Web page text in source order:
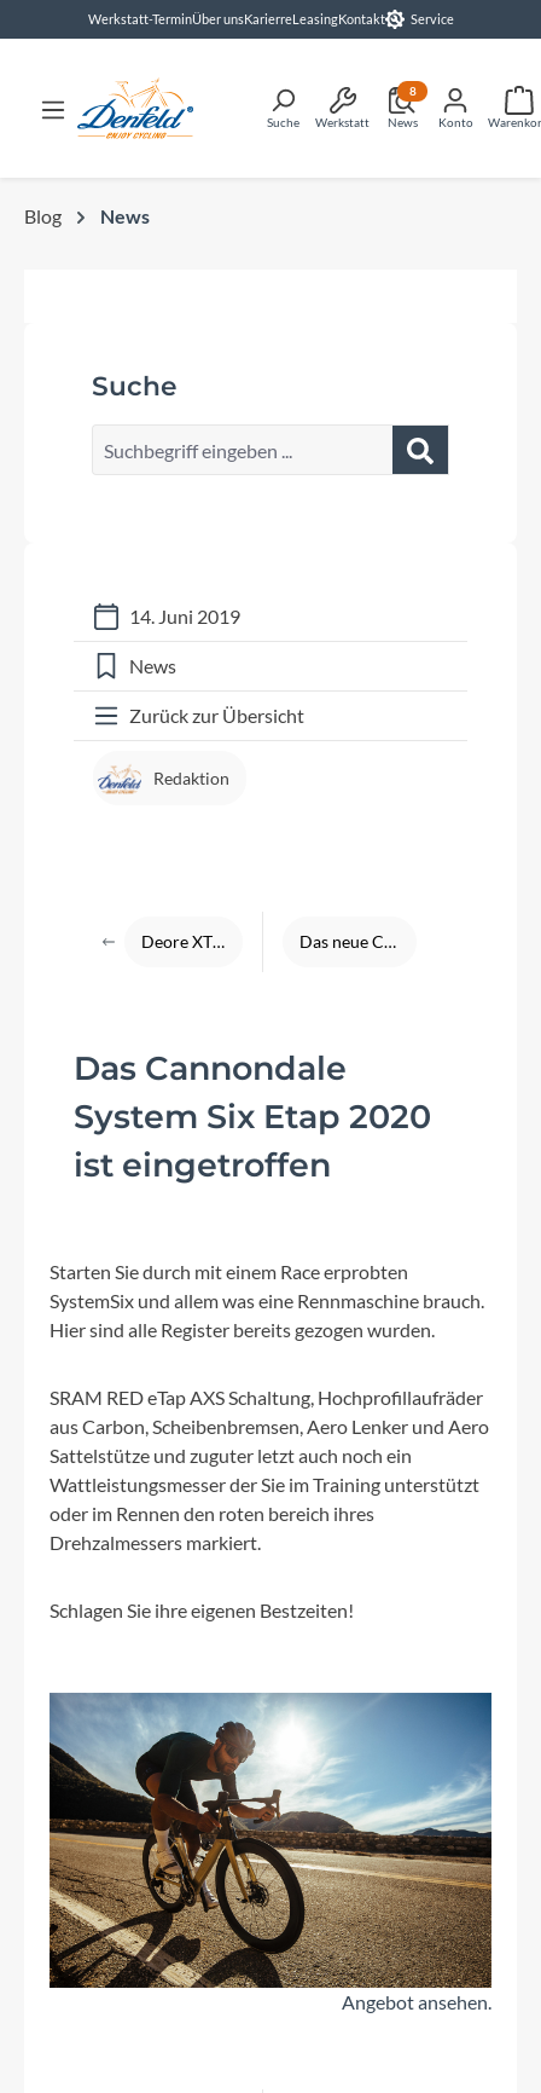
springenWerkstatt-TerminÜber unsKarierreLeasingKontakt Service
Suche Werkstatt News
8
Konto
Blog News
Suche
14. Juni 2019
News
Zurück zur Übersicht
Redaktion
Deore XT 12-fach Schaltung Das neue Cannondale Topstone Carbon Ultegra 2020
Das Cannondale
System Six Etap 2020
ist eingetroffen
Starten Sie durch mit einem Race erprobten
SystemSix und allem was eine Rennmaschine brauch.
Hier sind alle Register bereits gezogen wurden.
SRAM RED eTap AXS Schaltung, Hochprofillaufräder
aus Carbon, Scheibenbremsen, Aero Lenker und Aero
Sattelstütze und zuguter letzt auch noch ein
Wattleistungsmesser der Sie im Training unterstützt
oder im Rennen den roten bereich ihres
Drehzalmessers markiert.
Schlagen Sie ihre eigenen Bestzeiten!
Angebot ansehen.